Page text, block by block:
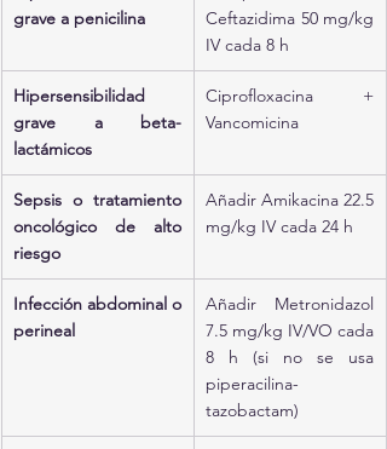
grave a penicilina
Ceftazidima 50 mg/kg
IV cada 8 h
Hipersensibilidad
grave a beta-
lactámicos
Ciprofloxacina +
Vancomicina
Sepsis o tratamiento
oncológico de alto
riesgo
Añadir Amikacina 22.5
mg/kg IV cada 24 h
Infección abdominal o
perineal
Añadir Metronidazol
7.5 mg/kg IV/VO cada
8 h (si no se usa
piperacilina-
tazobactam)